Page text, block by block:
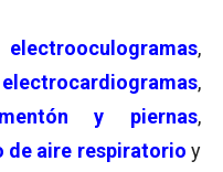
electrooculogramas,
electrocardiogramas,
y piernas,
de aire respiratorio y